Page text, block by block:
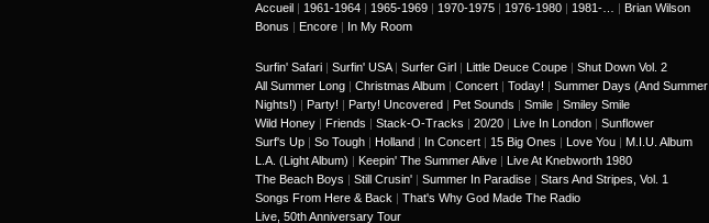
Accueil | 1961-1964 | 1965-1969 | 1970-1975 | 1976-1980 | 1981-… | Brian Wilson
Bonus | Encore | In My Room
Surfin' Safari | Surfin' USA| Surfer Girl | Little Deuce Coupe | Shut Down Vol. 2
All Summer Long | Christmas Album | Concert | Today! | Summer Days (And Summer
Nights!) | Party! | Party! Uncovered | Pet Sounds | Smile | Smiley Smile
Wild Honey | Friends | Stack-O-Tracks | 20/20 | Live In London | Sunflower
Surf's Up | So Tough | Holland | In Concert | 15 Big Ones | Love You | M.I.U. Album
L.A. (Light Album) | Keepin' The Summer Alive | Live At Knebworth 1980
The Beach Boys | Still Crusin' | Summer In Paradise | Stars And Stripes, Vol. 1
Songs From Here & Back | That's Why God Made The Radio
Live, 50th Anniversary Tour